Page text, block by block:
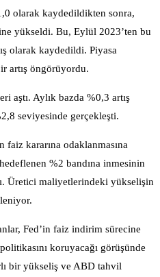
olarak kaydedildikten sonra,
yükseldi. Bu, Eylül 2023’ten bu
olarak kaydedildi. Piyasa
artış öngörüyordu.
aştı. Aylık bazda %0,3 artış
seviyesinde gerçekleşti.
kararına odaklanmasına
%2 bandına inmesinin
Üretici maliyetlerindeki yükselişin
Fed’in faiz indirim sürecine
koruyacağı görüşünde
bir yükseliş ve ABD tahvil